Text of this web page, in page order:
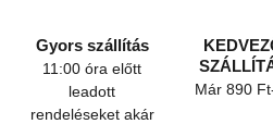
Gyors szállítás
11:00 óra előtt
leadott
rendeléseket akár
Már 890